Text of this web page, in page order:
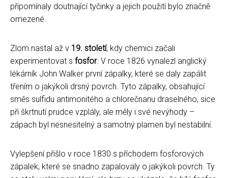
připomínaly doutnající tyčinky a jejich použití bylo značně
omezené.
Zlom nastal až v 19. století, kdy chemici začali
experimentovat s fosfor. V roce 1826 vynalezl anglický
lékárník John Walker první zápalky, které se daly zapálit
třením o jakýkoli drsný povrch. Tyto zápalky, obsahující
směs sulfidu antimonitého a chlorečnanu draselného, sice
při škrtnutí prudce vzplály, ale měly i své nevýhody –
zápach byl nesnesitelný a samotný plamen byl nestabilní.
Vylepšení přišlo v roce 1830 s příchodem fosforových
zápalek, které se snadno zapalovaly o jakýkoli povrch. Ty